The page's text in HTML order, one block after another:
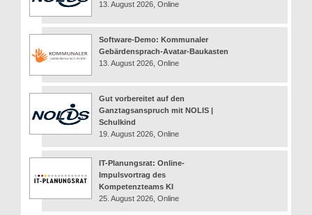
13. August 2026, Online
Software-Demo: Kommunaler
Gebärdensprach-Avatar-Baukasten
13. August 2026, Online
Gut vorbereitet auf den
Ganztagsanspruch mit NOLIS |
Schulkind
19. August 2026, Online
IT-Planungsrat: Online-
Impulsvortrag des
Kompetenzteams KI
25. August 2026, Online